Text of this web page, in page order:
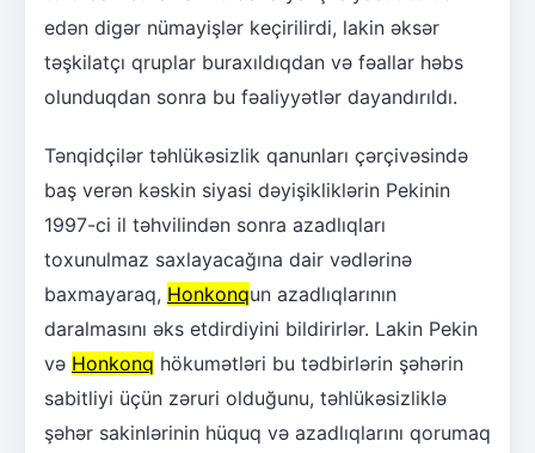
edən digər nümayişlər keçirilirdi, lakin əksər
təşkilatçı qruplar buraxıldıqdan və fəallar həbs
olunduqdan sonra bu fəaliyyətlər dayandırıldı.
Tənqidçilər təhlükəsizlik qanunları çərçivəsində
baş verən kəskin siyasi dəyişikliklərin Pekinin
1997-ci il təhvilindən sonra azadlıqları
toxunulmaz saxlayacağına dair vədlərinə
baxmayaraq, Honkonqun azadlıqlarının
daralmasını əks etdirdiyini bildirirlər. Lakin Pekin
və Honkonq hökumətləri bu tədbirlərin şəhərin
sabitliyi üçün zəruri olduğunu, təhlükəsizliklə
şəhər sakinlərinin hüquq və azadlıqlarını qorumaq